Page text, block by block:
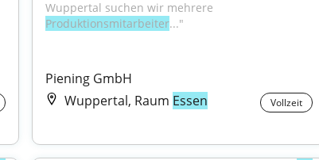
Produktionsmitarbeiter..."
Piening GmbH
Wuppertal, Raum Essen Vollzeit